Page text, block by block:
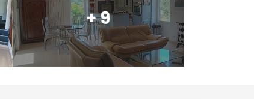
+ 9